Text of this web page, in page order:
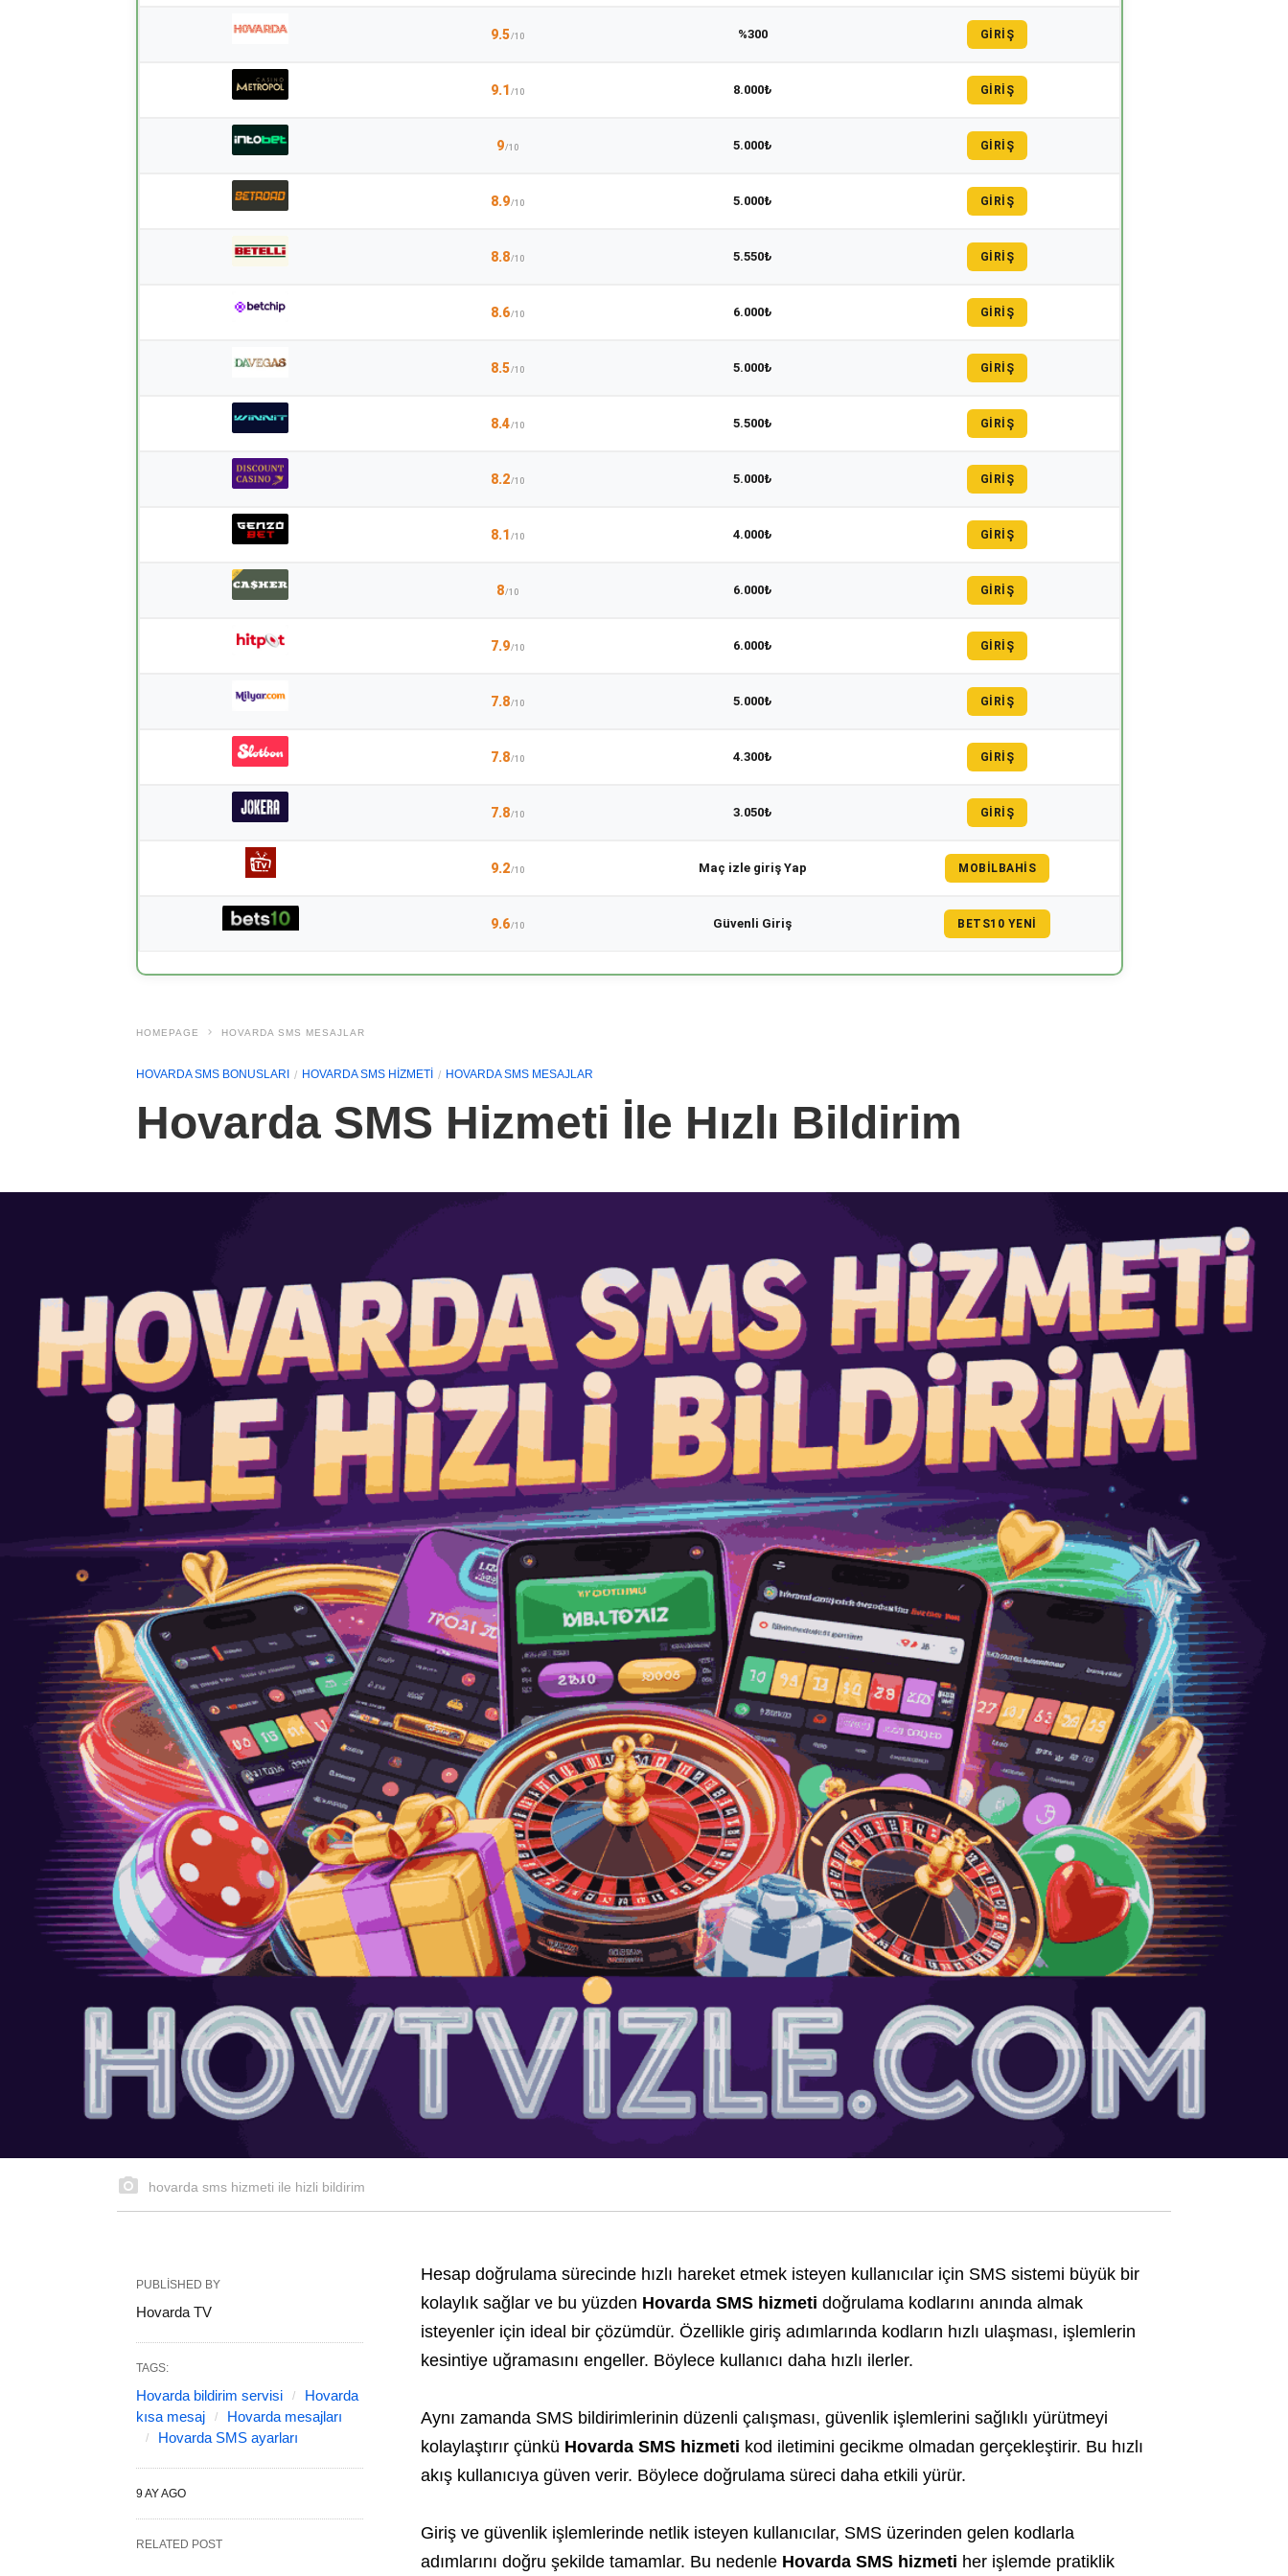
9.5/10 %300 GİRİŞ
9.1 /10 8.000₺ GİRİŞ
9/10 5.000₺ GİRİŞ
8.9/10 5.000₺ GİRİŞ
8.8/10 5.550₺ GİRİŞ
8.6/10 6.000₺ GİRİŞ
8.5/10 5.000₺ GİRİŞ
8.4/10 5.500₺ GİRİŞ
8.2/10 5.000₺ GİRİŞ
8.1 /10 4.000₺ GİRİŞ
8/10 6.000₺ GİRİŞ
7.9/10 6.000₺ GİRİŞ
7.8/10 5.000₺ GİRİŞ
7.8/10 4.300₺ GİRİŞ
7.8/10 3.050₺ GİRİŞ
9.2/10 Maç izle giriş Yap MOBILBAHIS
9.6/10 Güvenli Giriş BETS10 YENI
HOMEPAGE HOVARDA SMS MESAJLAR
HOVARDA SMS BONUSLARI HOVARDA SMS HIZMETI HOVARDA SMS MESAJLAR
Hovarda SMS Hizmeti İle Hızlı Bildirim
hovarda sms hizmeti ile hizli bildirim
Hesap doğrulama sürecinde hızlı hareket etmek isteyen kullanıcılar için SMS sistemi büyük bir
kolaylık sağlar ve bu yüzden Hovarda SMS hizmeti doğrulama kodlarını anında almak
isteyenler için ideal bir çözümdür. Özellikle giriş adımlarında kodların hızlı ulaşması, işlemlerin
kesintiye uğramasını engeller. Böylece kullanıcı daha hızlı ilerler.
Aynı zamanda SMS bildirimlerinin düzenli çalışması, güvenlik işlemlerini sağlıklı yürütmeyi
kolaylaştırır çünkü Hovarda SMS hizmeti kod iletimini gecikme olmadan gerçekleştirir. Bu hızlı
akış kullanıcıya güven verir. Böylece doğrulama süreci daha etkili yürür.
Giriş ve güvenlik işlemlerinde netlik isteyen kullanıcılar, SMS üzerinden gelen kodlarla
adımlarını doğru şekilde tamamlar. Bu nedenle Hovarda SMS hizmeti her işlemde pratiklik
PUBLISHED BY
Hovarda TV
TAGS:
Hovarda bildirim servisi
Hovarda
kısa mesaj
Hovarda mesajları
Hovarda SMS ayarları
9 AY AGO
RELATED POST